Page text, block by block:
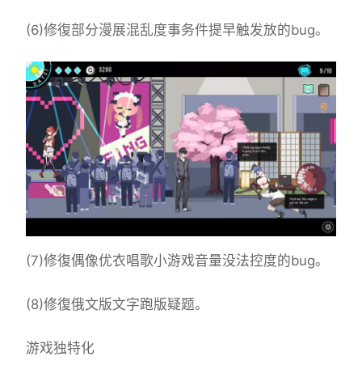
(6)修復部分漫展混乱度事务件提早触发放的bug。
(7)修復偶像优衣唱歌小游戏音量没法控度的bug。
(8)修復俄文版文字跑版疑题。
游戏独特化